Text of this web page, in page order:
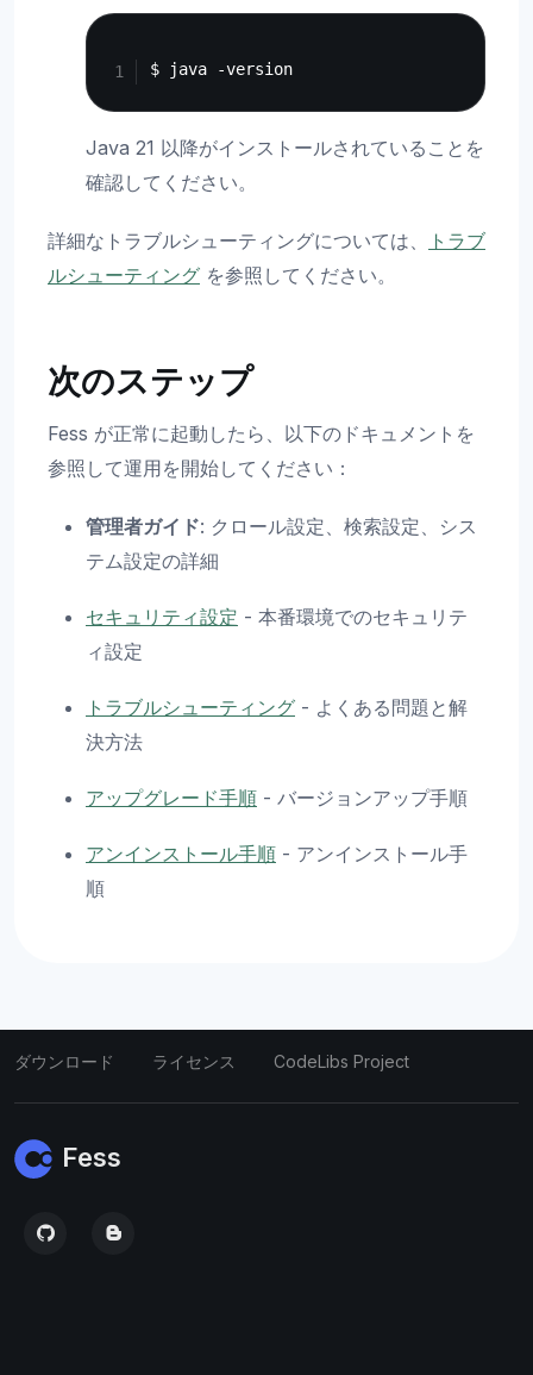
Java 21 以降がインストールされていることを
確認してください。
詳細なトラブルシューティングについては、
トラブ
ルシューティング を参照してください。
次のステップ
Fess が正常に起動したら、以下のドキュメントを
参照して運用を開始してください：
管理者ガイド: クロール設定、検索設定、シス
テム設定の詳細
セキュリティ設定 - 本番環境でのセキュリテ
ィ設定
トラブルシューティング - よくある問題と解
決方法
アップグレード手順 - バージョンアップ手順
アンインストール手順 - アンインストール手
順
ダウンロード ライセンス CodeLibs Project
Fess